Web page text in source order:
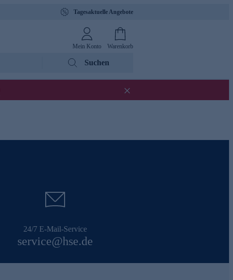
Tagesaktuelle Angebote
Mein Konto Warenkorb
Suchen
24/7 E-Mail-Service
service@hse.de